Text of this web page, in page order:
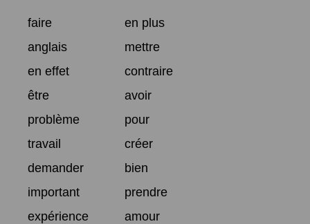
faire
en plus
anglais
mettre
en effet
contraire
être
avoir
problème
pour
travail
créer
demander
bien
important
prendre
expérience
amour